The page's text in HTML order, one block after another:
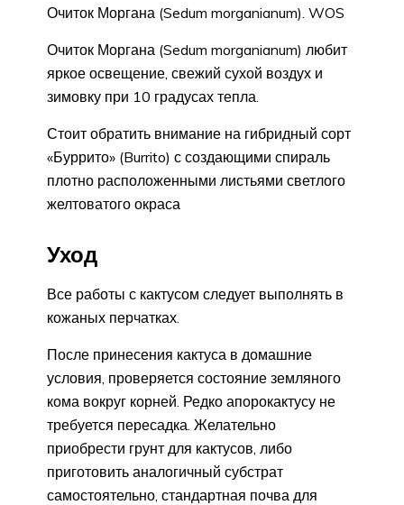
Очиток Моргана (Sedum morganianum). WOS
Очиток Моргана (Sedum morganianum) любит
яркое освещение, свежий сухой воздух и
зимовку при 10 градусах тепла.
Стоит обратить внимание на гибридный сорт
«Буррито» (Burrito) с создающими спираль
плотно расположенными листьями светлого
желтоватого окраса
Уход
Все работы с кактусом следует выполнять в
кожаных перчатках.
После принесения кактуса в домашние
условия, проверяется состояние земляного
кома вокруг корней. Редко апорокактусу не
требуется пересадка. Желательно
приобрести грунт для кактусов, либо
приготовить аналогичный субстрат
самостоятельно, стандартная почва для